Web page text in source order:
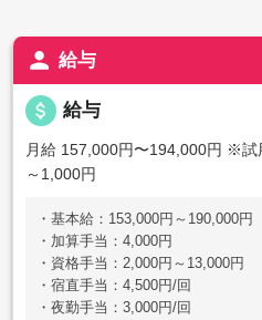
person 給与
attach_money 給与
月給 157,000円〜194,000円 ※試
～1,000円
・基本給：153,000円～190,000円
・加算手当：4,000円
・資格手当：2,000円～13,000円
・宿直手当：4,500円/回
・夜勤手当：3,000円/回